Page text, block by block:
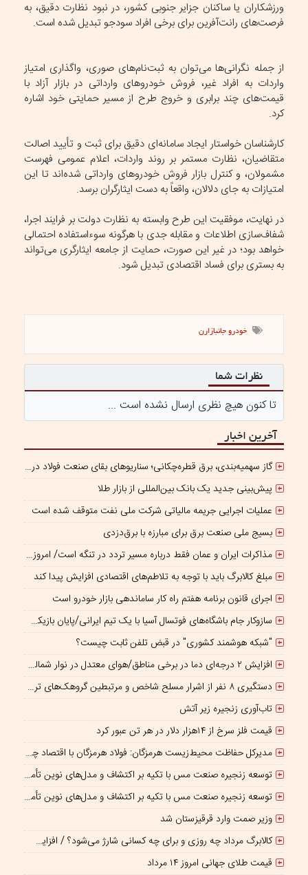
ورزشکاران یا ساکنان جزایر جنوبی کشور، در نبود نظارت دقیق، به
فرصت‌های رانت‌آفرین برای برخی افراد سودجو تبدیل شده است.
از جمله نگرانی‌ها می‌توان به ثبت‌نام‌های صوری، واگذاری امتیاز
واردات به افراد غیر، فروش خودرو‌های وارداتی در بازار آزاد با
قیمت‌های چند برابری و خروج طرح از مسیر حمایتی خود اشاره
کرد.
کارشناسان خواستار ایجاد سامانه‌ای دقیق برای ثبت و تأیید اصالت
متقاضیان، نظارت مستمر بر روند واردات، اعلام عمومی فهرست
مشمولان، و کنترل بازار فروش خودرو‌های وارداتی شده‌اند تا این
امتیازات به جای دلالان، واقعاً به دست ایثارگران برسد.
در نهایت، موفقیت این طرح وابسته به نظارت دولت بر فرایند اجرا،
شفاف‌سازی اطلاعات و مقابله جدی با هرگونه سوءاستفاده احتمالی
خواهد بود؛ در غیر این صورت، حمایت از جامعه ایثارگری می‌تواند
به بستری برای فساد اقتصادی تبدیل شود.
خودرو جانبازارن
نظرات شما
تا کنون هیچ نظری ارسال نشده است ...
آخرین اخبار
گاز سهمیه‌بندی، برق قطره‌چکانی؛ سناریوهای بقای صنعت فولاد در برزخ ناترازی و ریسک‌های ژئوپلیتیک
پیش‌بینی جدید یک بانک بین‌المللی از بازار طلا
عملیات اجرایی جریمه مالیاتی شرکت ملی نفت متوقف شده است
بسیج ملی صنعت برق برای مبارزه با برق‌دزدی
مذاکرات ایران و عمان فقط درباره مسیر تردد در تنگه است/ امروز جایگاه بازدارندگی تنگه هرمز از بمب اتم هم بالاتر است
مبلغ کالابرگ باید با توجه به تلاطم‌های اقتصادی افزایش پیدا کند
اجرای قانون برنامه هفتم راه کار ساماندهی بازار خودرو است
سازوکار جام باشگاه‌های فوتسال آسیا با یک تیم ایرانی/پایان بازیکن قرضی؟
"شبکه هوشمند کشوری" در قبض تلفن ثابت چیست؟
افزایش ۲ درجه‌ای دما در برخی مناطق/هوای معتدل در نوار شمالی ایران
دستگیری ۸ نفر از اشرار مسلح شاخص و مرتبطین گروهک‌های تروریستی
تاب‌آوری زنجیره زیر آتش
قیمت فلز سرخ از ۱۴هزار دلار در هر تن عبور کرد
مدیرکل حفاظت محیط‌زیست هرمزگان: فولاد هرمزگان با اقتصاد چرخشی، نگاه تازه‌ای به توسعه صنعت فولاد ارائه کرده است
توسعه زنجیره صنعت مس با تکیه بر اکتشاف و مدل‌های نوین تأمین مالی شتاب می‌گیرد
توسعه زنجیره صنعت مس با تکیه بر اکتشاف و مدل‌های نوین تأمین مالی شتاب می‌گیرد
وزیر صمت وارد قرقیزستان شد
کالابرگ مرداد چه روزی و برای چه کسانی شارژ می‌شود؟ / افزایش اعتبار یک میلیونی منتفی است؟
قیمت طلای جهانی امروز ۱۴ مرداد